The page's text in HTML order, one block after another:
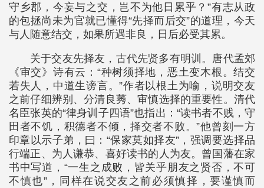
守乡郡，今妄与之交，岂不为他日累乎？”有志从政
的包拯尚未为官就已懂得“先择而后交”的道理，今天
与人随意结交，如果所遇非良，日后必受其累。
关于交友先择友，古代先贤多有明训。唐代孟郊
《审交》诗有云：“种树须择地，恶土变木根。结交
若失人，中道生谤言。”作者以根土为喻，说明交友
之前仔细辨别、分清良莠、审慎选择的重要性。清代
名臣张英的“律身训子四语”也指出：“读书者不贱，守
田者不饥，积德者不倾，择交者不败。”他曾刻一方
印章以示子弟，曰：“保家莫如择友”，强调要选择品
行端正、为人谦恭、喜好读书的人为友。曾国藩在家
书中写道，“一生之成败，皆关乎朋友之贤否，不可
不慎也”，同样在说交友之前必须慎择，要谨慎而